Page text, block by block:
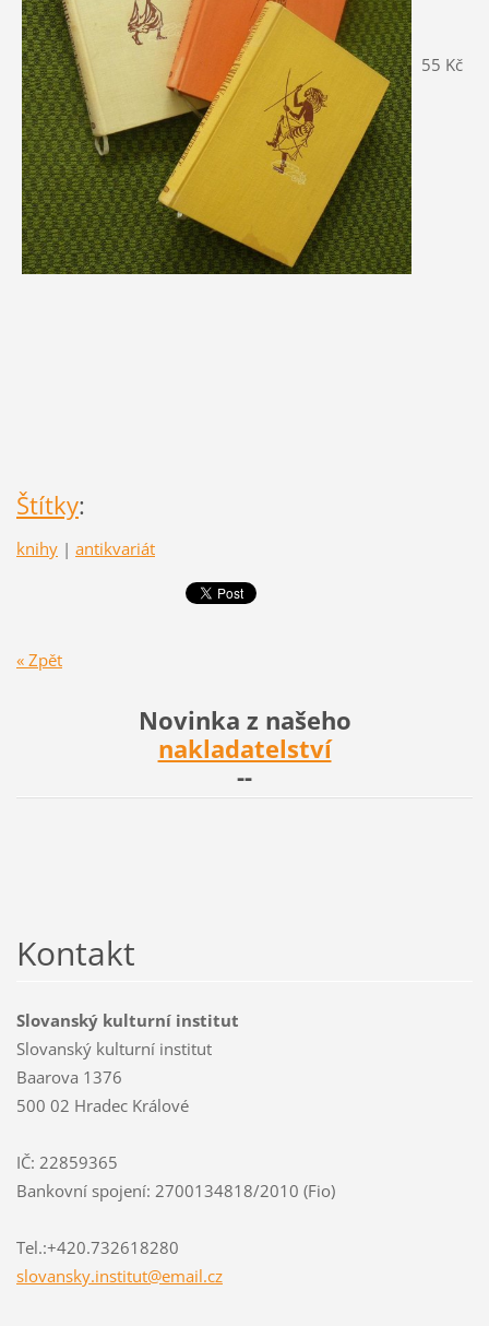
55 Kč
Štítky:
knihy | antikvariát
« Zpět
Novinka z našeho
nakladatelství
--
Kontakt
Slovanský kulturní institut
Slovanský kulturní institut
Baarova 1376
500 02 Hradec Králové
IČ: 22859365
Bankovní spojení: 2700134818/2010 (Fio)
Tel.:+420.732618280
slovansky.institut@email.cz